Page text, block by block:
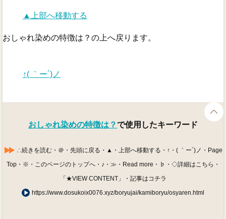
▲上部へ移動する
おしゃれ染めの特徴は？の上へ戻ります。
↑( ｀ー´)ノ
おしゃれ染めの特徴は？で使用したキーワード
∴続きを読む・＠・先頭に戻る・▲・上部へ移動する・↑・( ｀ー´)ノ・Page
Top・※・このページのトップへ・♪・≫・Read more・♭・◇詳細はこちら・
「★VIEW CONTENT」・記事はコチラ
https://www.dosukoix0076.xyz/boryujai/kamiboryu/osyaren.html